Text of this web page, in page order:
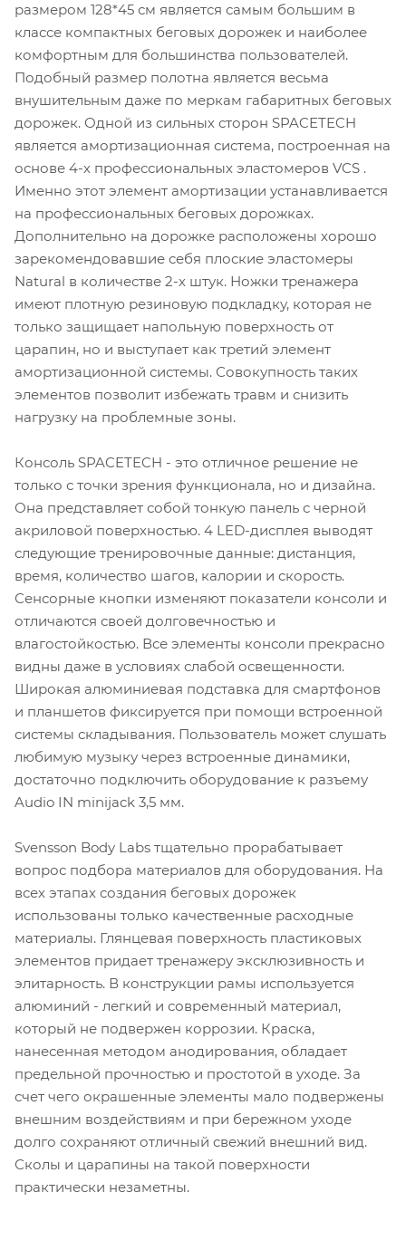
размером 128*45 см является самым большим в
классе компактных беговых дорожек и наиболее
комфортным для большинства пользователей.
Подобный размер полотна является весьма
внушительным даже по меркам габаритных беговых
дорожек. Одной из сильных сторон SPACETECH
является амортизационная система, построенная на
основе 4-х профессиональных эластомеров VCS .
Именно этот элемент амортизации устанавливается
на профессиональных беговых дорожках.
Дополнительно на дорожке расположены хорошо
зарекомендовавшие себя плоские эластомеры
Natural в количестве 2-х штук. Ножки тренажера
имеют плотную резиновую подкладку, которая не
только защищает напольную поверхность от
царапин, но и выступает как третий элемент
амортизационной системы. Совокупность таких
элементов позволит избежать травм и снизить
нагрузку на проблемные зоны.
Консоль SPACETECH - это отличное решение не
только с точки зрения функционала, но и дизайна.
Она представляет собой тонкую панель с черной
акриловой поверхностью. 4 LED-дисплея выводят
следующие тренировочные данные: дистанция,
время, количество шагов, калории и скорость.
Сенсорные кнопки изменяют показатели консоли и
отличаются своей долговечностью и
влагостойкостью. Все элементы консоли прекрасно
видны даже в условиях слабой освещенности.
Широкая алюминиевая подставка для смартфонов
и планшетов фиксируется при помощи встроенной
системы складывания. Пользователь может слушать
любимую музыку через встроенные динамики,
достаточно подключить оборудование к разъему
Audio IN minijack 3,5 мм.
Svensson Body Labs тщательно прорабатывает
вопрос подбора материалов для оборудования. На
всех этапах создания беговых дорожек
использованы только качественные расходные
материалы. Глянцевая поверхность пластиковых
элементов придает тренажеру эксклюзивность и
элитарность. В конструкции рамы используется
алюминий - легкий и современный материал,
который не подвержен коррозии. Краска,
нанесенная методом анодирования, обладает
предельной прочностью и простотой в уходе. За
счет чего окрашенные элементы мало подвержены
внешним воздействиям и при бережном уходе
долго сохраняют отличный свежий внешний вид.
Сколы и царапины на такой поверхности
практически незаметны.